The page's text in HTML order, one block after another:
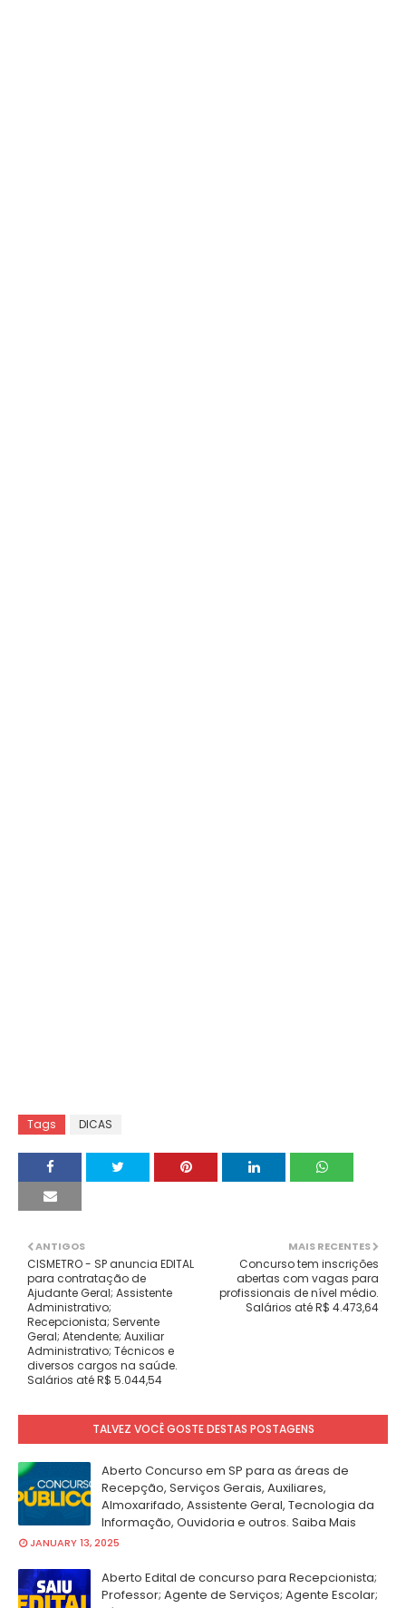
Tags DICAS
MAIS RECENTES
Concurso tem inscrições
abertas com vagas para
profissionais de nível médio.
Salários até R$ 4.473,64
ANTIGOS
CISMETRO - SP anuncia EDITAL
para contratação de
Ajudante Geral; Assistente
Administrativo;
Recepcionista; Servente
Geral; Atendente; Auxiliar
Administrativo; Técnicos e
diversos cargos na saúde.
Salários até R$ 5.044,54
TALVEZ VOCÊ GOSTE DESTAS POSTAGENS
Aberto Concurso em SP para as áreas de
Recepção, Serviços Gerais, Auxiliares,
Almoxarifado, Assistente Geral, Tecnologia da
Informação, Ouvidoria e outros. Saiba Mais
JANUARY 13, 2025
Aberto Edital de concurso para Recepcionista;
Professor; Agente de Serviços; Agente Escolar;